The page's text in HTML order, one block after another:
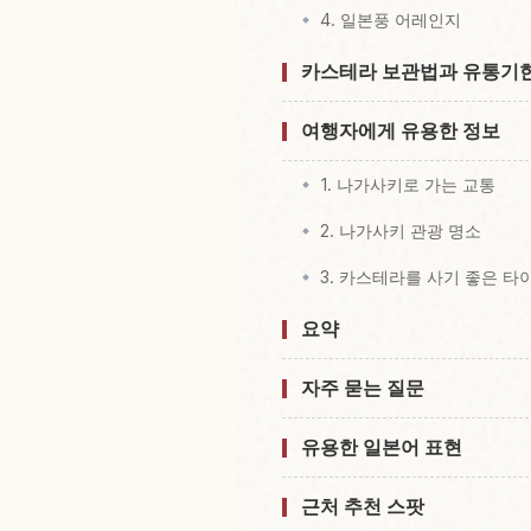
4. 일본풍 어레인지
카스테라 보관법과 유통기
여행자에게 유용한 정보
1. 나가사키로 가는 교통
2. 나가사키 관광 명소
3. 카스테라를 사기 좋은 타
요약
자주 묻는 질문
유용한 일본어 표현
근처 추천 스팟